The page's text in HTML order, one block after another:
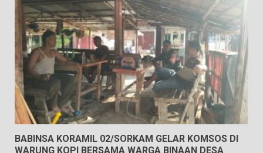
BABINSA KORAMIL 02/SORKAM GELAR KOMSOS DI
WARUNG KOPI BERSAMA WARGA BINAAN DESA